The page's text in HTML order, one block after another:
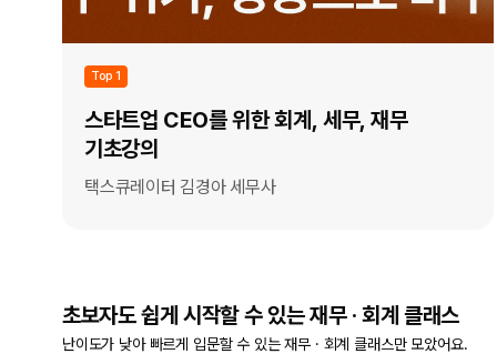
Top 1
스타트업 CEO를 위한 회계, 세무, 재무
기초강의
택스큐레이터 김경아 세무사
초보자도 쉽게 시작할 수 있는 재무 · 회계 클래스
난이도가 낮아 빠르게 입문할 수 있는 재무 · 회계 클래스만 모았어요.